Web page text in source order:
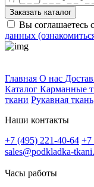
Заказать каталог
Вы соглашаетесь с
данных
Главная О нас
Каталог Карманные
ткани Рукавная ткань
Наши контакты
+7 (495) 221-40-64 +7
sales@podkladka-
Часы работы